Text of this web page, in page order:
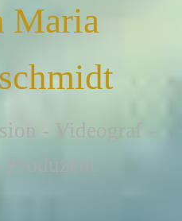
Maria
- Videograf -
Produzent